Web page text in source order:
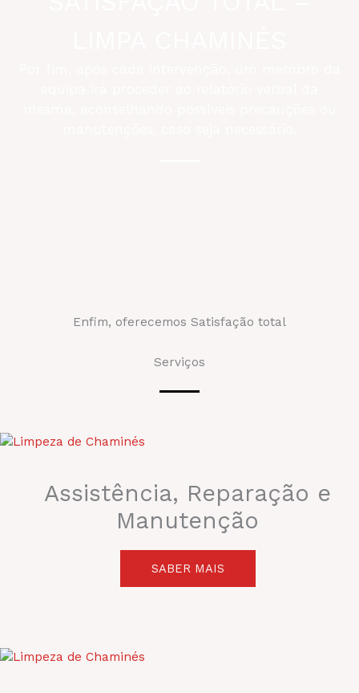
Enfim, oferecemos Satisfação total
Serviços
Assistência, Reparação e
Manutenção
SABER MAIS